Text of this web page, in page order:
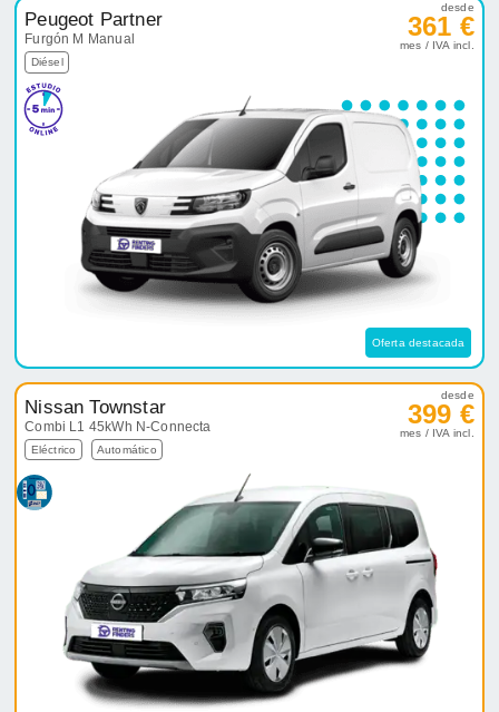
Peugeot Partner
Furgón M Manual
Diésel
desde
361 €
mes / IVA incl.
Oferta destacada
Nissan Townstar
Combi L1 45kWh N-Connecta
Eléctrico Automático
desde
399 €
mes / IVA incl.